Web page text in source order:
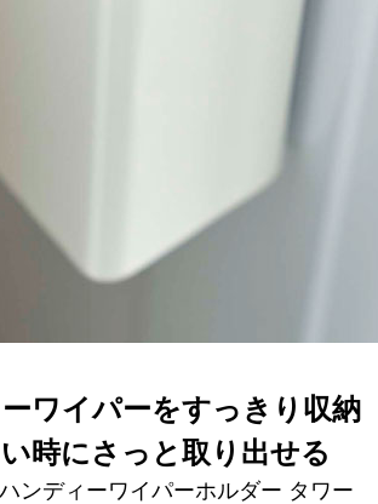
ワイパーをすっきり収納
時にさっと取り出せる
ンディーワイパーホルダー タワー